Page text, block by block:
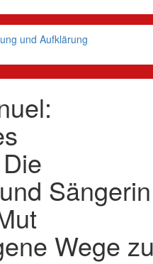
und Aufklärung
Sängerin
Wege